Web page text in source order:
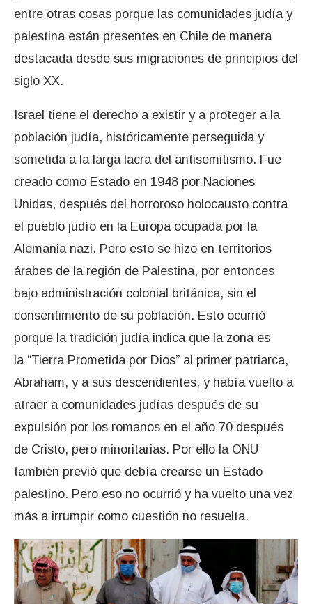
entre otras cosas porque las comunidades judía y
palestina están presentes en Chile de manera
destacada desde sus migraciones de principios del
siglo XX.
Israel tiene el derecho a existir y a proteger a la
población judía, históricamente perseguida y
sometida a la larga lacra del antisemitismo. Fue
creado como Estado en 1948 por Naciones
Unidas, después del horroroso holocausto contra
el pueblo judío en la Europa ocupada por la
Alemania nazi. Pero esto se hizo en territorios
árabes de la región de Palestina, por entonces
bajo administración colonial británica, sin el
consentimiento de su población. Esto ocurrió
porque la tradición judía indica que la zona es
la “Tierra Prometida por Dios” al primer patriarca,
Abraham, y a sus descendientes, y había vuelto a
atraer a comunidades judías después de su
expulsión por los romanos en el año 70 después
de Cristo, pero minoritarias. Por ello la ONU
también previó que debía crearse un Estado
palestino. Pero eso no ocurrió y ha vuelto una vez
más a irrumpir como cuestión no resuelta.